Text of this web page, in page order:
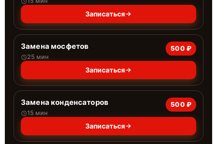
Записаться
Замена мосфетов
25 мин
500 ₽
Записаться
Замена конденсаторов
15 мин
500 ₽
Записаться